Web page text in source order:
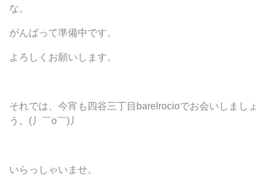
な。
がんばって準備中です。
よろしくお願いします。
それでは、今宵も四谷三丁目barelrocioでお会いしましょ
う。(丿￣ο￣)丿
いらっしゃいませ。